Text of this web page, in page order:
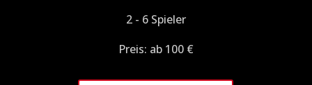
2 - 6 Spieler
Preis: ab 100 €